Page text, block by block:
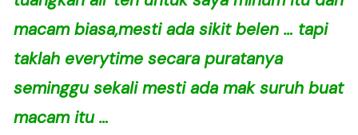
macam biasa,mesti ada sikit belen … tapi
taklah everytime secara puratanya
seminggu sekali mesti ada mak suruh buat
macam itu …